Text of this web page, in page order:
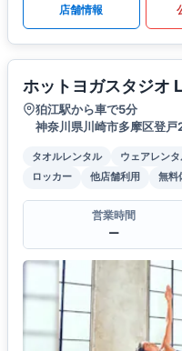
店舗情報
ホットヨガスタジオ
狛江駅から車で5分
神奈川県川崎市多摩区登
タオルレンタル ウェアレン
ロッカー
他店舗利用 無料
営業時間
ー